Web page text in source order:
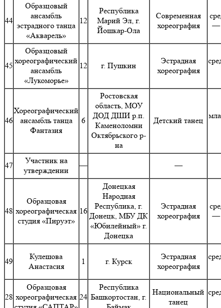
44
Образцовый
ансамбль
эстрадного танца
«Акварель»
12
Республика
Марий Эл, г.
Йошкар-Ола
Современная
хореография
—
45
Образцовый
хореографический
ансамбль
«Лукоморье»
12 г. Пушкин
Эстрадная
хореография
46
Хореографический
ансамбль танца
Фантазия
6
Ростовская
область, МОУ
ДОД ДШИ р.п.
Каменоломни
Октябрьского р-
на
Детский танец
47
Участник на
утверждении
— —
48
Образцовая
хореографическая
студия «Пируэт»
16
Донецкая
Народная
Республика, г.
Донецк, МБУ ДК
«Юбилейный» г.
Донецка
Эстрадная
хореография
—
49
Кулешова
Анастасия
1 г. Курск
Эстрадная
хореография
28
Образцовая
хореографическая 24
Республика
Башкортостан, г.
Национальный
танец